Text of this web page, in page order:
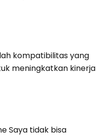
kompatibilitas yang
meningkatkan kinerja
Saya tidak bisa